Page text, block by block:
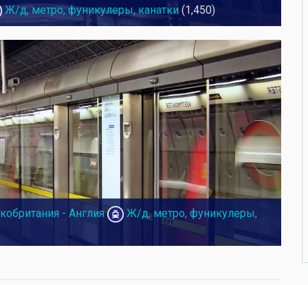
Ж/д, метро, фуникулеры, канатки(1,450)
- Англия Ж/д, метро, фуникулеры,